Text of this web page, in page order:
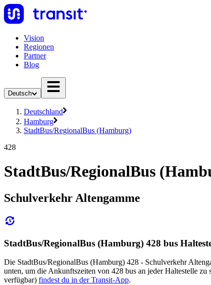
Vision
Regionen
Partner
Blog
Deutsch
Deutschland
Hamburg
StadtBus/RegionalBus (Hamburg)
428
StadtBus/RegionalBus
Schulverkehr Altengamme
StadtBus/RegionalBus (Hamburg) 428 bus
Die StadtBus/RegionalBus (Hamburg) 428 - Schulverkehr
unten, um die Ankunftszeiten von 428 bus an jeder Haltestelle
verfügbar) findest du in der Transit-App.